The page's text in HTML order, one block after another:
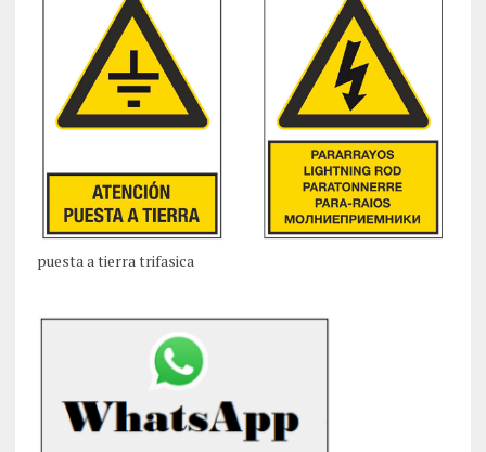
puesta a tierra trifasica